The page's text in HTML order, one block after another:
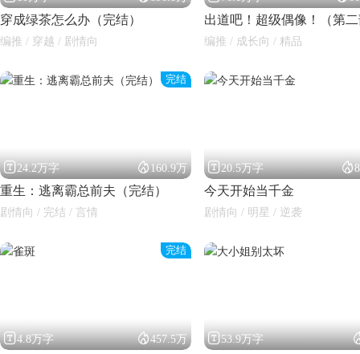
穿成绿茶怎么办（完结）
编推 / 穿越 / 剧情向 编推 / 成长向 / 精品
完结
24.2万字 160.9万
重生：逃离霸总前夫（完结）
剧情向 / 完结 / 言情
20.5万字 
今天开始当千金
剧情向 / 明星 / 逆袭
完结
4.8万字 457.5万 53.9万字